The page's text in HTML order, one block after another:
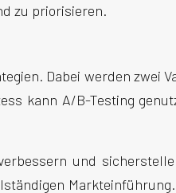
zu priorisieren.
Dabei werden zwei
kann A/B-Testing
und